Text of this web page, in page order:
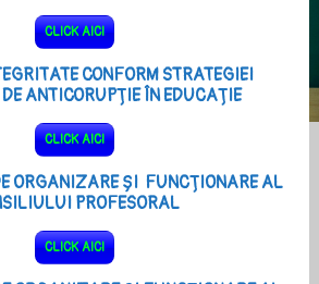
CLICK AICI
CONFORM STRATEGIEI
ANTICORUPȚIE ÎN EDUCAȚIE
CLICK AICI
ORGANIZARE ȘI FUNCȚIONARE AL
PROFESORAL
CLICK AICI